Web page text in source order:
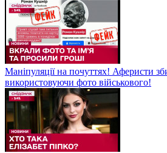
Маніпуляції на почуттях! Аферисти
використовуючи фото військового!